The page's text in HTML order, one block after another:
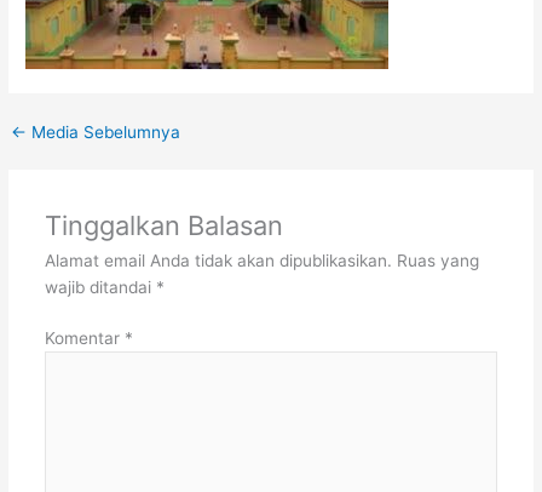
← Media Sebelumnya
Tinggalkan Balasan
Alamat email Anda tidak akan dipublikasikan. Ruas yang
wajib ditandai *
Komentar *